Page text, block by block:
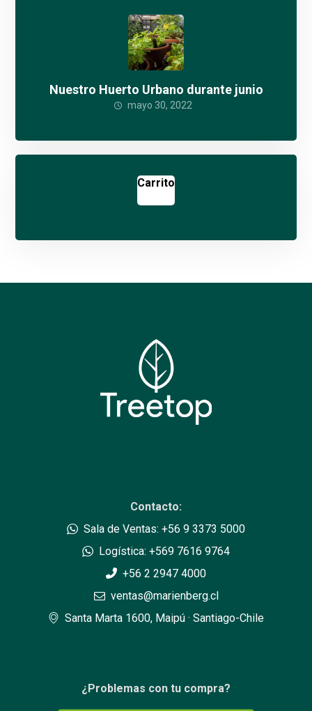
Nuestro Huerto Urbano durante junio
mayo 30, 2022
Carrito
Contacto:
Sala de Ventas: +56 9 3373 5000
Logística: +569 7616 9764
+56 2 2947 4000
ventas@marienberg.cl
Santa Marta 1600, Maipú · Santiago-Chile
¿Problemas con tu compra?